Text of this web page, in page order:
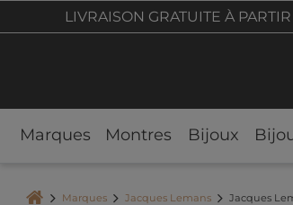
LIVRAISON GRATUITE À
Marques Montres Bijoux
Marques Jacques Lemans Jacques